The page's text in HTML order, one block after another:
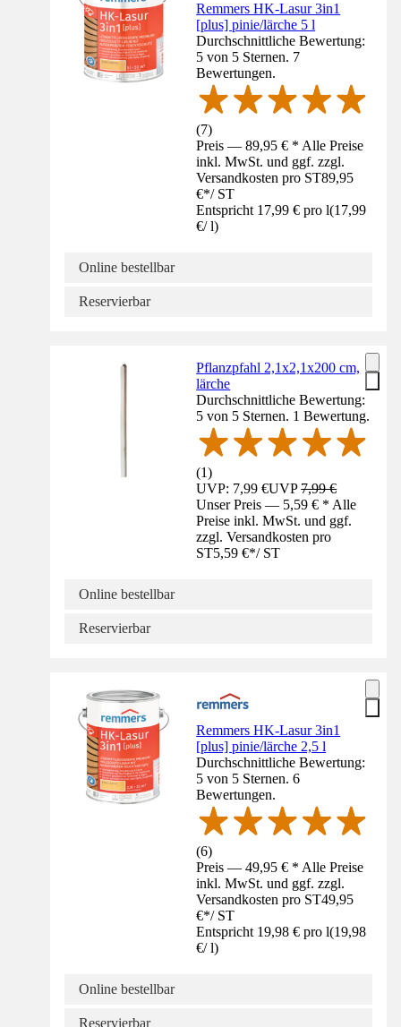
Remmers HK-Lasur 3in1
[plus] pinie/lärche 5 l
Durchschnittliche Bewertung:
5 von 5 Sternen. 7
Bewertungen.
(7)
Preis — 89,95 € * Alle Preise
inkl. MwSt. und ggf. zzgl.
Versandkosten pro ST89,95
€*/ ST
Entspricht 17,99 € pro l(17,99
€/ l)
Online bestellbar
Reservierbar
Pflanzpfahl 2,1x2,1x200 cm,
lärche
Durchschnittliche Bewertung:
5 von 5 Sternen. 1 Bewertung.
(1)
UVP: 7,99 €UVP7,99 €
Unser Preis — 5,59 € * Alle
Preise inkl. MwSt. und ggf.
zzgl. Versandkosten pro
ST5,59 €*/ ST
Online bestellbar
Reservierbar
Remmers HK-Lasur 3in1
[plus] pinie/lärche 2,5 l
Durchschnittliche Bewertung:
5 von 5 Sternen. 6
Bewertungen.
(6)
Preis — 49,95 € * Alle Preise
inkl. MwSt. und ggf. zzgl.
Versandkosten pro ST49,95
€*/ ST
Entspricht 19,98 € pro l(19,98
€/ l)
Online bestellbar
Reservierbar